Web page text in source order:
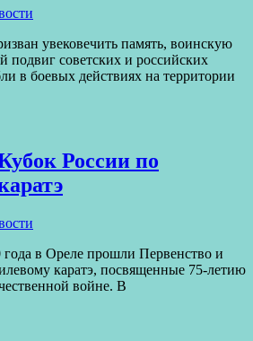
увековечить память, воинскую
подвиг советских и российских
в боевых действиях на территории
России по
в Ореле прошли Первенство и
каратэ, посвященные 75-летию
войне. В